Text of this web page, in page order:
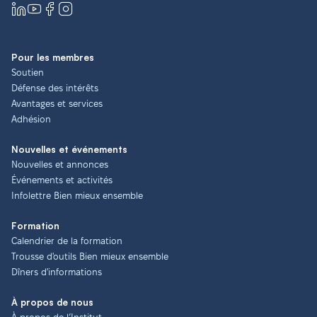
accès à de meilleurs programmes d’assurance-emploi
et de retraite, qui devront peut-être être accélérés
pour les travailleurs et travailleuses proches de l’âge
de la retraite.
Droits de négociation collective en matière d’IA
Les travailleurs et travailleuses et leurs syndicats
doivent avoir le droit de négocier les questions
L’utilisation de l’IA ne peut être considérée comme
un droit de gestion exclusif.
Pour les membres
Soutien
Défense des intérêts
Avantages et services
Adhésion
Nouvelles et événements
Nouvelles et annonces
Événements et activités
Infolettre Bien mieux ensemble
Formation
Calendrier de la formation
Trousse d'outils Bien mieux ensemble
Dîners d'informations
À propos de nous